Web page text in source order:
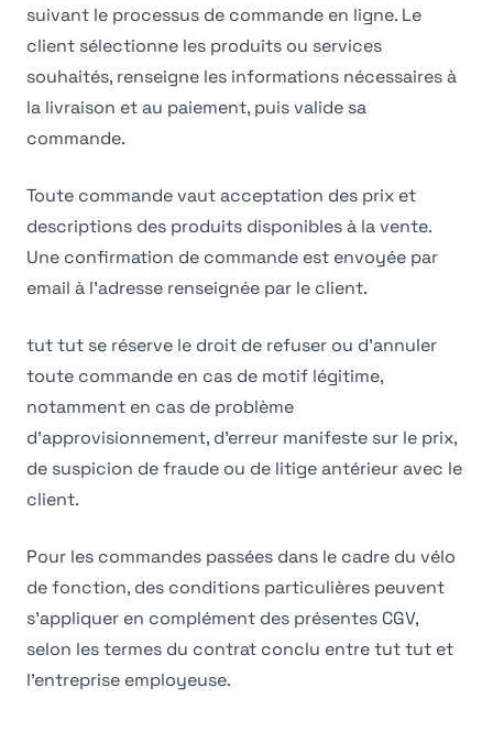
suivant le processus de commande en ligne. Le
client sélectionne les produits ou services
souhaités, renseigne les informations nécessaires à
la livraison et au paiement, puis valide sa
commande.
Toute commande vaut acceptation des prix et
descriptions des produits disponibles à la vente.
Une confirmation de commande est envoyée par
email à l'adresse renseignée par le client.
tut tut se réserve le droit de refuser ou d'annuler
toute commande en cas de motif légitime,
notamment en cas de problème
d'approvisionnement, d'erreur manifeste sur le prix,
de suspicion de fraude ou de litige antérieur avec le
client.
Pour les commandes passées dans le cadre du vélo
de fonction, des conditions particulières peuvent
s'appliquer en complément des présentes CGV,
selon les termes du contrat conclu entre tut tut et
l'entreprise employeuse.